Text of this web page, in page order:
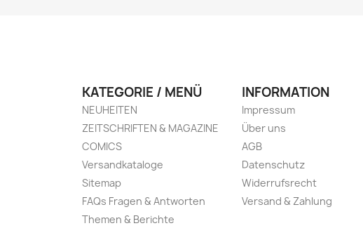
KATEGORIE / MENÜ
NEUHEITEN
ZEITSCHRIFTEN & MAGAZINE
COMICS
Versandkataloge
Sitemap
FAQs Fragen & Antworten
Themen & Berichte
INFORMATION
Impressum
Über uns
AGB
Datenschutz
Widerrufsrecht
Versand & Zahlung